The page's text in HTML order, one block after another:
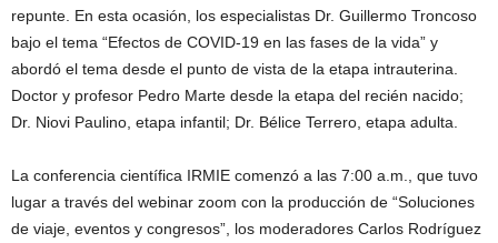
repunte. En esta ocasión, los especialistas Dr. Guillermo Troncoso
bajo el tema “Efectos de COVID-19 en las fases de la vida” y
abordó el tema desde el punto de vista de la etapa intrauterina.
Doctor y profesor Pedro Marte desde la etapa del recién nacido;
Dr. Niovi Paulino, etapa infantil; Dr. Bélice Terrero, etapa adulta.
La conferencia científica IRMIE comenzó a las 7:00 a.m., que tuvo
lugar a través del webinar zoom con la producción de “Soluciones
de viaje, eventos y congresos”, los moderadores Carlos Rodríguez